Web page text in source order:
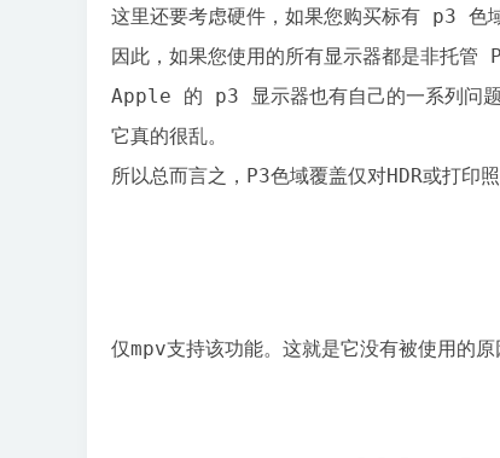
这里还要考虑硬件，如果您购买标有 p3
因此，如果您使用的所有显示器都是非托
Apple 的 p3 显示器也有自己的一系列问题
它真的很乱。
仅mpv支持该功能。这就是它没有被使用的